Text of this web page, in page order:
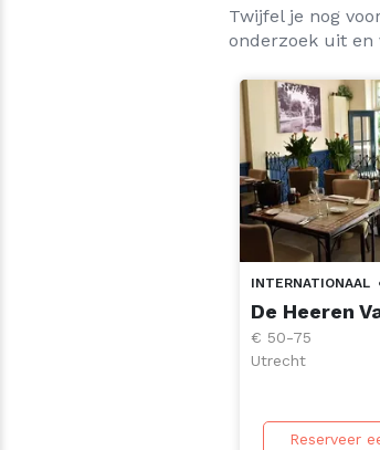
Twijfel je nog
onderzoek uit en
INTERNATIONAAL
De Heeren
€ 50-75
Utrecht
Reserveer